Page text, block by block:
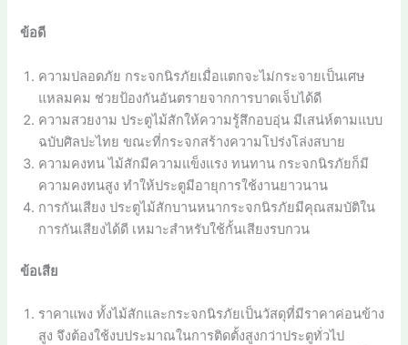
ข้อดี
ความปลอดภัย กระจกนิรภัยเมื่อแตกจะไม่กระจายเป็นเศษ
แหลมคม ช่วยป้องกันอันตรายจากการบาดเจ็บได้ดี
ความสวยงาม ประตูไม้สักให้ความรู้สึกอบอุ่น มีเสน่ห์ตามแบบ
ฉบับศิลปะไทย ขณะที่กระจกสร้างความโปร่งโล่งสบาย
ความคงทน ไม้สักมีความแข็งแรง ทนทาน กระจกนิรภัยก็มี
ความคงทนสูง ทำให้ประตูมีอายุการใช้งานยาวนาน
การกันเสียง ประตูไม้สักบานหนากระจกนิรภัยมีคุณสมบัติใน
การกันเสียงได้ดี เหมาะสำหรับใช้กั้นเสียงรบกวน
ข้อเสีย
ราคาแพง ทั้งไม้สักและกระจกนิรภัยเป็นวัสดุที่มีราคาค่อนข้าง
สูง จึงต้องใช้งบประมาณในการติดตั้งสูงกว่าประตูทั่วไป